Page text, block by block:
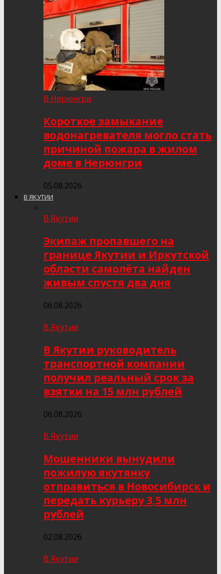
В Нерюнгри
Короткое замыкание
водонагревателя могло стать
причиной пожара в жилом
доме в Нерюнгри
05.08.2026
В ЯКУТИИ
В Якутии
Экипаж пропавшего на
границе Якутии и Иркутской
области самолёта найден
живым спустя два дня
06.08.2026
В Якутии
В Якутии руководитель
транспортной компании
получил реальный срок за
взятки на 15 млн рублей
06.08.2026
В Якутии
Мошенники вынудили
пожилую якутянку
отправиться в Новосибирск и
передать курьеру 3,5 млн
рублей
02.08.2026
В Якутии